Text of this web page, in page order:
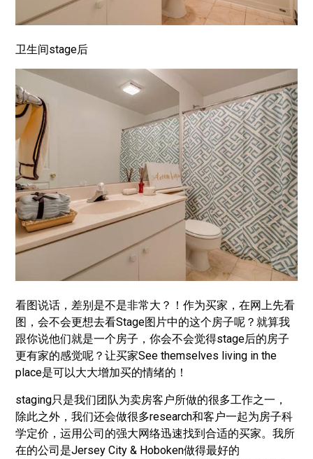
卫生间stage后
看图说话，差别是不是非常大？！作为买家，在网上先看
图，会不会更想去看Stage图片中的这个房子呢？就算我
跟你说他们就是一个房子，你会不会觉得stage后的房子
更有家的感觉呢？让买家See themselves living in the
place是可以大大增加买的情绪的！
staging只是我们团队为卖房客户所做的很多工作之一，
除此之外，我们还会做很多research和客户一起为房子科
学定价，运用公司的强大网络迅速找到合适的买家。我所
在的公司是Jersey City & Hoboken做得最好的